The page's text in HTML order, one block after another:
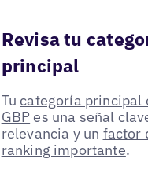
Revisa tu
principal
Tucategoría principal
GBP es una señal
relevancia y un factor
ranking importante.